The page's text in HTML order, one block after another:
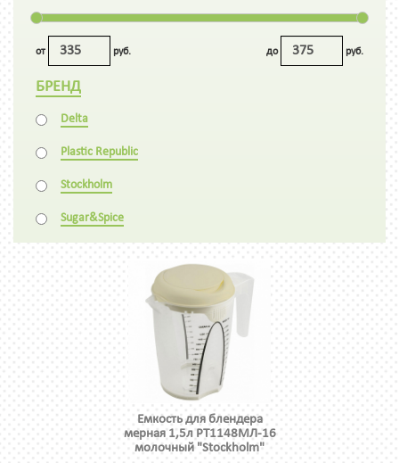
от руб. до руб.
БРЕНД
Delta
Plastic Republic
Stockholm
Sugar&Spice
Емкость для блендера
мерная 1,5л PT1148МЛ-16
молочный "Stockholm"